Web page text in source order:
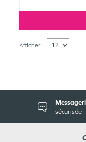
Afficher :
sécurisée